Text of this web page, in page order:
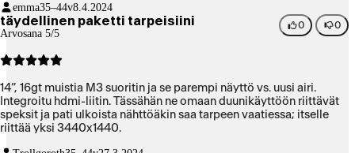
emma35–44v8.4.2024
täydellinen paketti tarpeisiini
Arvosana 5/5
0 0
14”, 16gt muistia M3 suoritin ja se parempi näyttö vs. uusi airi.
Integroitu hdmi-liitin. Tässähän ne omaan duunikäyttöön riittävät
speksit ja pati ulkoista nähttöäkin saa tarpeen vaatiessa; itselle
riittää yksi 3440x1440.